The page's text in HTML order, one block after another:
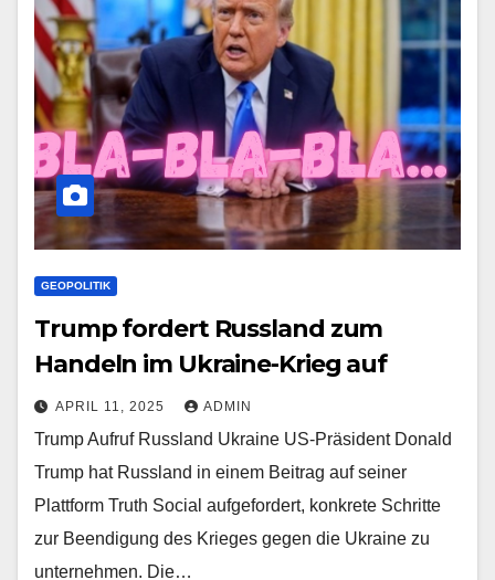
GEOPOLITIK
Trump fordert Russland zum
Handeln im Ukraine-Krieg auf
APRIL 11, 2025 ADMIN
Trump Aufruf Russland Ukraine US-Präsident Donald
Trump hat Russland in einem Beitrag auf seiner
Plattform Truth Social aufgefordert, konkrete Schritte
zur Beendigung des Krieges gegen die Ukraine zu
unternehmen. Die…